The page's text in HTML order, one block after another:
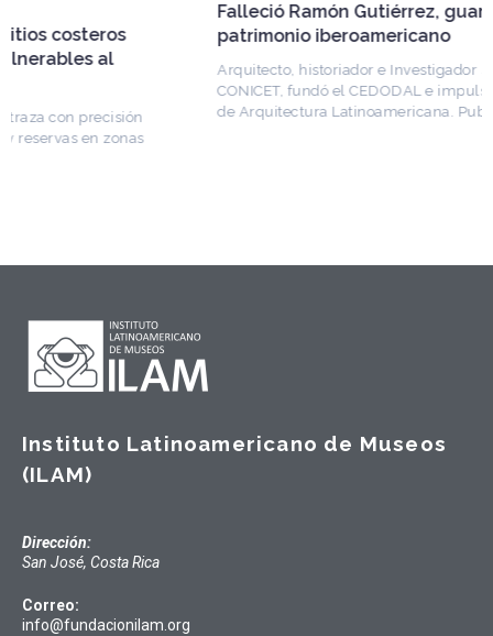
Falleció Ramón Gutiérrez, guardián del
patrimonio iberoamericano
Arquitecto, historiador e Investigador Superior del
CONICET, fundó el CEDODAL e impulsó los Seminarios
de Arquitectura Latinoamericana. Publicó más de
Instituto Latinoamericano de Museos
(ILAM)
Dirección:
San José, Costa Rica
Correo:
info@fundacionilam.org